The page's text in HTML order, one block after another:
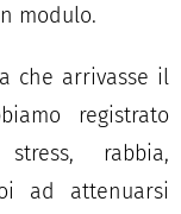
modulo.
che arrivasse il
registrato
rabbia,
ad attenuarsi